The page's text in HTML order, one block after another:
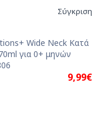
Σύγκριση
9,99€